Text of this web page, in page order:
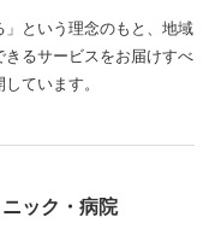
」という理念のもと、地域
るサービスをお届けすべ
ています。
ック・病院